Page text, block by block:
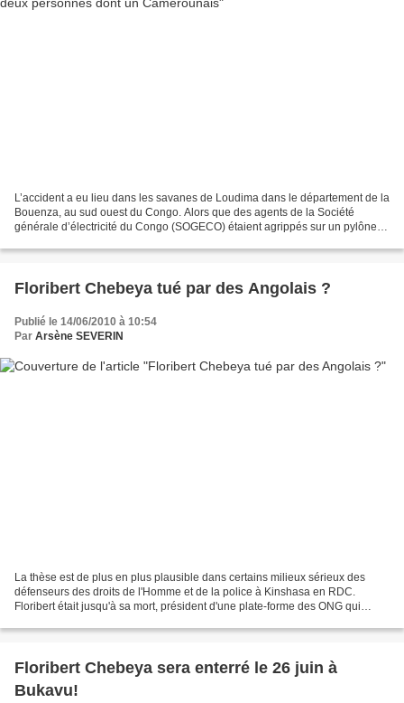
L’accident a eu lieu dans les savanes de Loudima dans le département de la
Bouenza, au sud ouest du Congo. Alors que des agents de la Société
générale d’électricité du Congo (SOGECO) étaient agrippés sur un pylône
Floribert Chebeya tué par des Angolais ?
Publié le 14/06/2010 à 10:54
Par Arsène SEVERIN
La thèse est de plus en plus plausible dans certains milieux sérieux des
défenseurs des droits de l'Homme et de la police à Kinshasa en RDC.
Floribert était jusqu'à sa mort, président d'une plate-forme des ONG qui
Floribert Chebeya sera enterré le 26 juin à
Bukavu!